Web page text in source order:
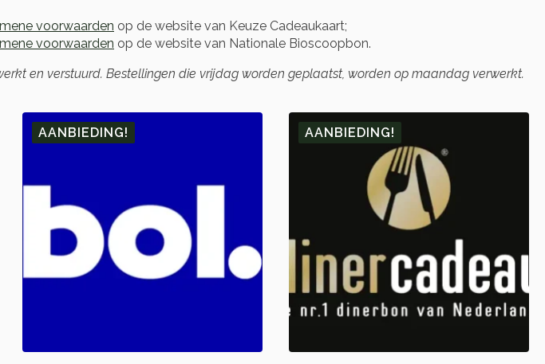
voorwaarden op de website van Keuze Cadeaukaart;
voorwaarden op de website van Nationale Bioscoopbon.
en verstuurd. Bestellingen die vrijdag worden geplaatst, worden op maandag verwerkt.
AANBIEDING! AANBIEDING!